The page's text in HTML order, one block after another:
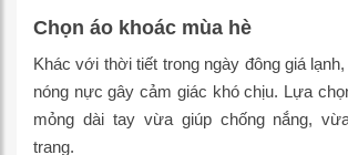
Chọn áo khoác mùa hè
Khác với thời tiết trong ngày đông giá
nóng nực gây cảm giác khó chịu. Lựa
mỏng dài tay vừa giúp chống nắng,
trang.